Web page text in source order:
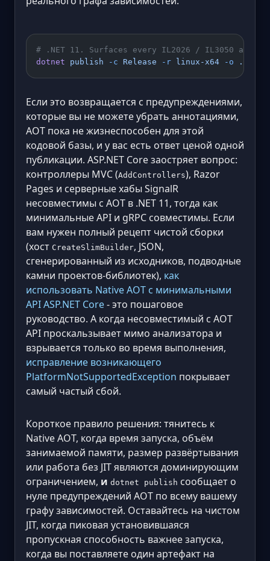
# .NET 11. Surfaces every IL2026 / IL3050
dotnet publish -c Release -r linux-x64 -o ./
Если это возвращается с предупреждениями,
которые вы не можете убрать аннотациями,
AOT пока не жизнеспособен для этой
кодовой базы, и у вас есть ответ ценой одной
публикации. ASP.NET Core заостряет вопрос:
контроллеры MVC (AddControllers), Razor
Pages и серверные хабы SignalR
несовместимы с AOT в .NET 11, тогда как
минимальные API и gRPC совместимы. Если
вам нужен полный рецепт чистой сборки
(хост CreateSlimBuilder, JSON,
сгенерированный из исходников, подводные
камни проектов-библиотек), как
использовать Native AOT с минимальными
API ASP.NET Core- это пошаговое
руководство. А когда несовместимый с AOT
API проскальзывает мимо анализатора и
взрывается только во время выполнения,
исправление возникающего
PlatformNotSupportedException покрывает
самый частый сбой.
Короткое правило решения: тянитесь к
Native AOT, когда время запуска, объём
занимаемой памяти, размер развёртывания
или работа без JIT являются доминирующим
ограничением, и dotnet publish сообщает о
нуле предупреждений AOT по всему вашему
графу зависимостей. Оставайтесь на чистом
JIT, когда пиковая установившаяся
пропускная способность важнее запуска,
когда вы поставляете один артефакт на